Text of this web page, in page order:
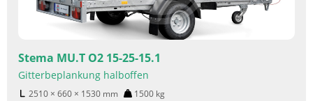
Stema MU.T O2 15-25-15.1
Gitterbeplankung halboffen
2510 × 660 × 1530 mm 1500 kg